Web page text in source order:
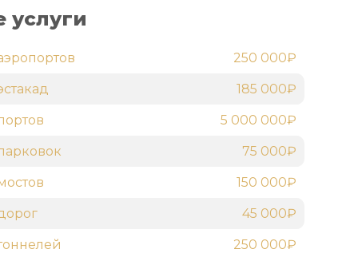
услуги
250 000₽
185 000₽
5 000 000₽
75 000₽
150 000₽
45 000₽
250 000₽